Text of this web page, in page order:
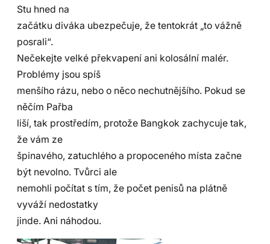
Stu hned na
začátku diváka ubezpečuje, že tentokrát „to vážně
posrali“.
Nečekejte velké překvapení ani kolosální malér.
Problémy jsou spíš
menšího rázu, nebo o něco nechutnějšího. Pokud se
něčím Pařba
liší, tak prostředím, protože Bangkok zachycuje tak,
že vám ze
špinavého, zatuchlého a propoceného místa začne
být nevolno. Tvůrci ale
nemohli počítat s tím, že počet penisů na plátně
vyváží nedostatky
jinde. Ani náhodou.